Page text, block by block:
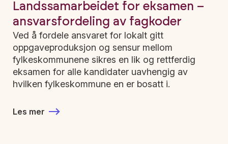
Landssamarbeidet for eksamen –
ansvarsfordeling av fagkoder
Ved å fordele ansvaret for lokalt gitt
oppgaveproduksjon og sensur mellom
fylkeskommunene sikres en lik og rettferdig
eksamen for alle kandidater uavhengig av
hvilken fylkeskommune en er bosatt i.
Les mer